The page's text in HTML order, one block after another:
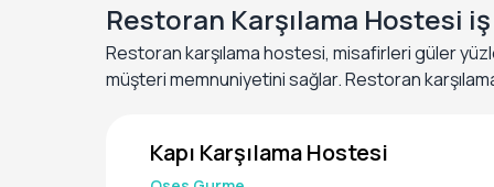
Restoran Karşılama Hostesi
Restoran karşılama hostesi, misafirleri güler
müşteri memnuniyetini sağlar. Restoran
Kapı Karşılama Hostesi